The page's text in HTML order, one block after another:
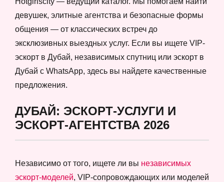
девушек, элитные агентства и безопасные формы
общения — от классических встреч до
эксклюзивных выездных услуг. Если вы ищете VIP-
эскорт в Дубай, независимых спутниц или эскорт в
Дубай с WhatsApp, здесь вы найдете качественные
предложения.
ДУБАЙ: ЭСКОРТ-УСЛУГИ И
ЭСКОРТ-АГЕНТСТВА 2026
Независимо от того, ищете ли вы независимых
эскорт-моделей, VIP-сопровождающих или моделей